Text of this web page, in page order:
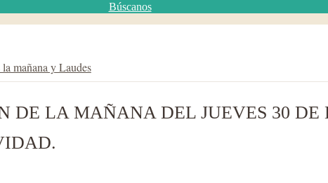
Búscanos
mañana y Laudes
DE LA MAÑANA DEL JUEVES 30 DE